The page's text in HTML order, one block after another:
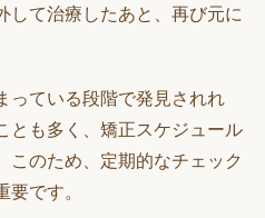
して治療したあと、再び元に
っている段階で発見されれ
とも多く、矯正スケジュール
このため、定期的なチェック
です。